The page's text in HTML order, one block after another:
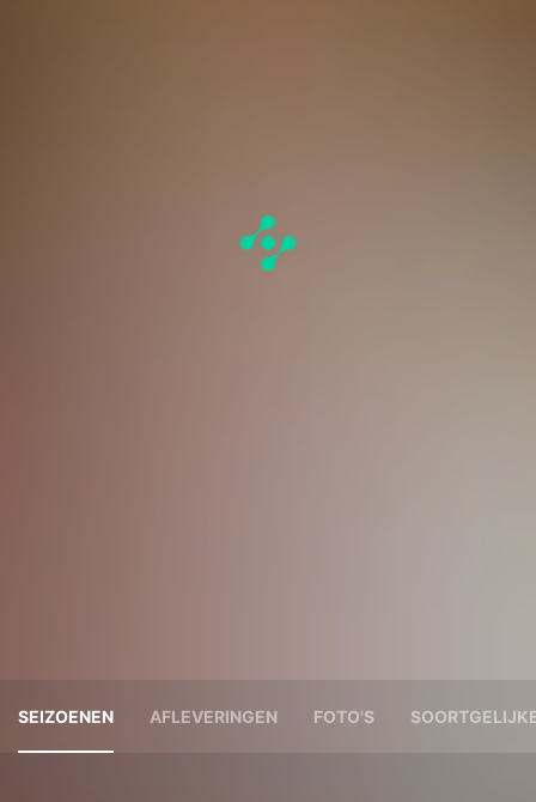
SEIZOENEN AFLEVERINGEN FOTO'S